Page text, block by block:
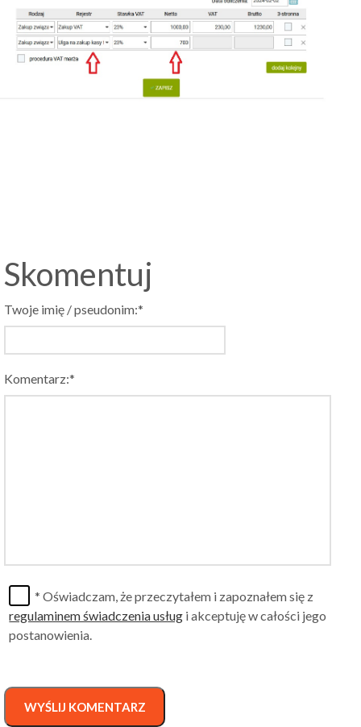
Skomentuj
Twoje imię / pseudonim:*
Komentarz:*
* Oświadczam, że przeczytałem i zapoznałem się z
regulaminem świadczenia usług i akceptuję w całości jego
postanowienia.
WYŚLIJ KOMENTARZ